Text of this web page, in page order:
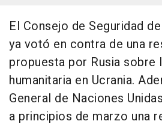
El Consejo de Seguridad
ya votó en contra de una
propuesta por Rusia sobre
humanitaria en Ucrania.
General de Naciones
a principios de marzo una